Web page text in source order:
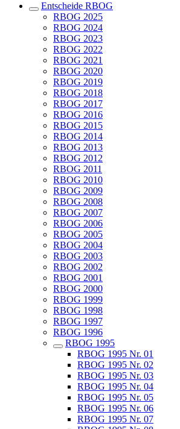
Entscheide RBOG
RBOG 2025
RBOG 2024
RBOG 2023
RBOG 2022
RBOG 2021
RBOG 2020
RBOG 2019
RBOG 2018
RBOG 2017
RBOG 2016
RBOG 2015
RBOG 2014
RBOG 2013
RBOG 2012
RBOG 2011
RBOG 2010
RBOG 2009
RBOG 2008
RBOG 2007
RBOG 2006
RBOG 2005
RBOG 2004
RBOG 2003
RBOG 2002
RBOG 2001
RBOG 2000
RBOG 1999
RBOG 1998
RBOG 1997
RBOG 1996
RBOG 1995
RBOG 1995 Nr. 01
RBOG 1995 Nr. 02
RBOG 1995 Nr. 03
RBOG 1995 Nr. 04
RBOG 1995 Nr. 05
RBOG 1995 Nr. 06
RBOG 1995 Nr. 07